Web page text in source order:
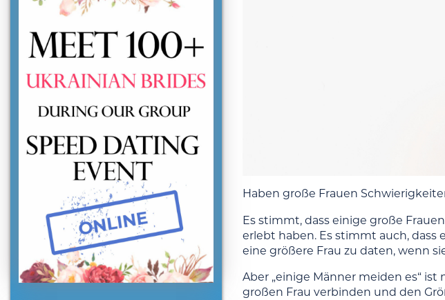
Haben große Frauen
Es stimmt, dass einige große
erlebt haben. Es stimmt auch,
eine größere Frau zu daten, wenn
Aber „einige Männer meiden es“
großen Frau verbinden und den